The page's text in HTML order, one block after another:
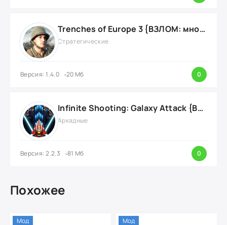
Trenches of Europe 3 {ВЗЛОМ: много денег}
Стратегические
Версия: 1.4.0 20 Мб 0
Infinite Shooting: Galaxy Attack {ВЗЛОМ: Бесплатные Покупки}
Аркадные
Версия: 2.2.3 81 Мб 0
Похожее
Мод Мод